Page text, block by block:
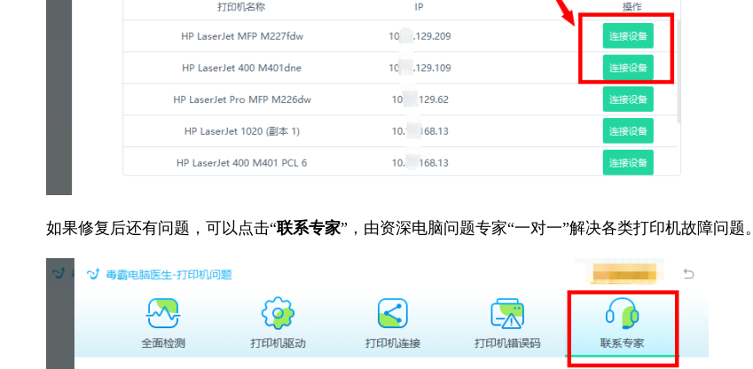
如果修复后还有问题，可以点击“联系专家”，由资深电脑问题专家“一对一”解决各类打印机故障问题。